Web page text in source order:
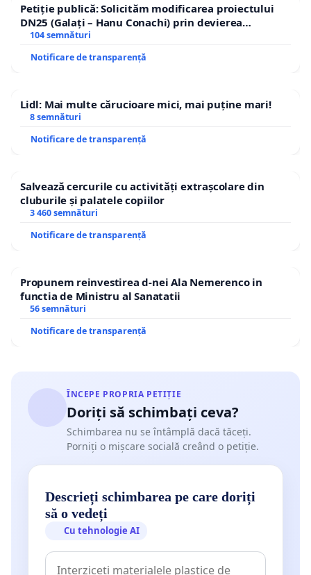
Petiție publică: Solicităm modificarea proiectului
DN25 (Galați – Hanu Conachi) prin devierea
traseului în afara localităților!
104 semnături
Notificare de transparență
Lidl: Mai multe cărucioare mici, mai puține mari!
8 semnături
Notificare de transparență
Salvează cercurile cu activități extrașcolare din
cluburile și palatele copiilor
3 460 semnături
Notificare de transparență
Propunem reinvestirea d-nei Ala Nemerenco in
functia de Ministru al Sanatatii
56 semnături
Notificare de transparență
ÎNCEPE PROPRIA PETIȚIE
Doriți să schimbați ceva?
Schimbarea nu se întâmplă dacă tăceți.
Porniți o mișcare socială creând o petiție.
Descrieți schimbarea pe care doriți
să o vedeți
Cu tehnologie AI